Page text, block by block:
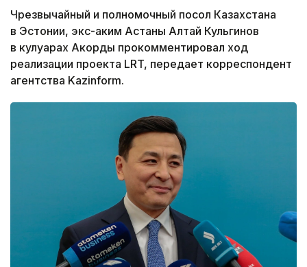
Чрезвычайный и полномочный посол Казахстана
в Эстонии, экс-аким Астаны Алтай Кульгинов
в кулуарах Акорды прокомментировал ход
реализации проекта LRT, передает корреспондент
агентства Kazinform.